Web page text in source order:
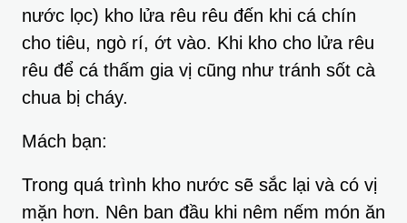
nước lọc) kho lửa rêu rêu đến khi cá chín
cho tiêu, ngò rí, ớt vào. Khi kho cho lửa rêu
rêu để cá thấm gia vị cũng như tránh sốt cà
chua bị cháy.
Mách bạn:
Trong quá trình kho nước sẽ sắc lại và có vị
mặn hơn. Nên ban đầu khi nêm nếm món ăn